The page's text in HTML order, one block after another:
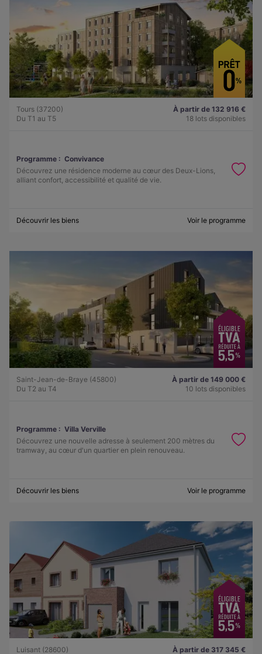
Tours (37200)
Du T1 au T5
À partir de 132 916 €
18 lots disponibles
Programme : Convivance
Découvrez une résidence moderne au cœur des Deux-Lions,
alliant confort, accessibilité et qualité de vie.
Découvrir les biens Voir le programme
Saint-Jean-de-Braye (45800)
Du T2 au T4
À partir de 149 000 €
10 lots disponibles
Programme : Villa Verville
Découvrez une nouvelle adresse à seulement 200 mètres du
tramway, au cœur d'un quartier en plein renouveau.
Découvrir les biens Voir le programme
Luisant (28600) À partir de 317 345 €